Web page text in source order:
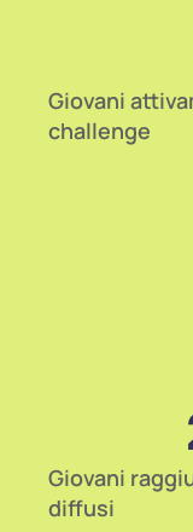
Giovani
challenge
Giovani
diffusi